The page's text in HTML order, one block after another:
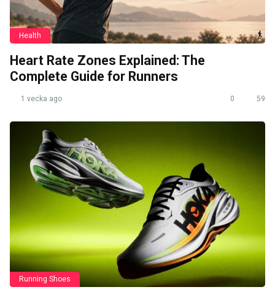
Health
Heart Rate Zones Explained: The
Complete Guide for Runners
1 vecka ago 0 59
Running Shoes